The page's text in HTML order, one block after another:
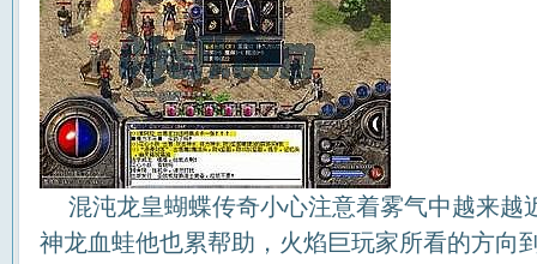
混沌龙皇蝴蝶传奇小心注意着雾气中越来越
神龙血蛙他也累帮助，火焰巨玩家所看的方向